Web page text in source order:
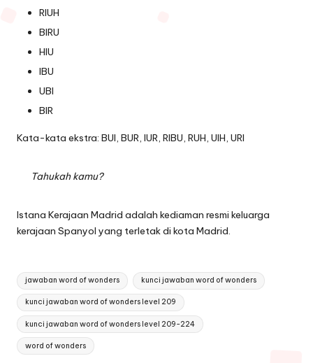
RIUH
BIRU
HIU
IBU
UBI
BIR
Kata-kata ekstra: BUI, BUR, IUR, RIBU, RUH, UIH, URI
Tahukah kamu?
Istana Kerajaan Madrid adalah kediaman resmi keluarga
kerajaan Spanyol yang terletak di kota Madrid.
Tags:
jawaban word of wonders kunci jawaban word of wonders
kunci jawaban word of wonders level 209
kunci jawaban word of wonders level 209-224
word of wonders